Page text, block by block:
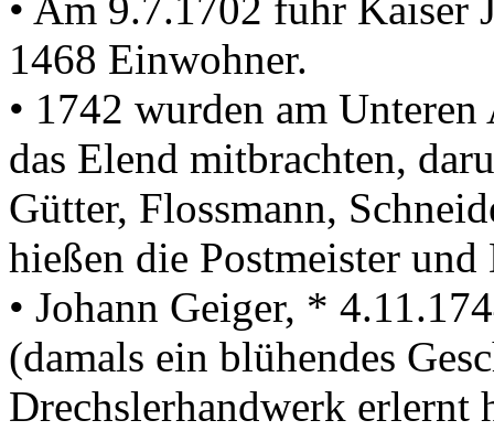
1468 Einwohner.
• 1742 wurden am
das Elend mitbrachten,
Gütter, Flossmann,
hießen die Postmeister
• Johann Geiger, *
(damals ein blühendes
Drechslerhandwerk erlernt